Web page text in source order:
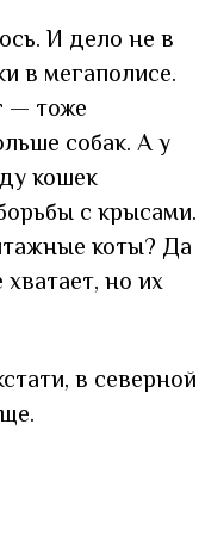
И дело не в
в мегаполисе.
— тоже
собак. А у
кошек
с крысами.
коты? Да
но их
в северной